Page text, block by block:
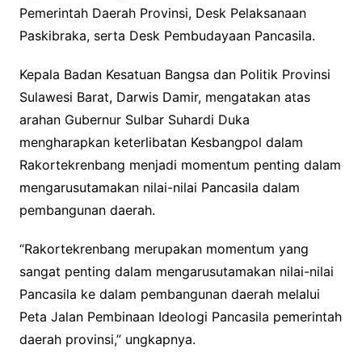
Pemerintah Daerah Provinsi, Desk Pelaksanaan
Paskibraka, serta Desk Pembudayaan Pancasila.
Kepala Badan Kesatuan Bangsa dan Politik Provinsi
Sulawesi Barat, Darwis Damir, mengatakan atas
arahan Gubernur Sulbar Suhardi Duka
mengharapkan keterlibatan Kesbangpol dalam
Rakortekrenbang menjadi momentum penting dalam
mengarusutamakan nilai-nilai Pancasila dalam
pembangunan daerah.
“Rakortekrenbang merupakan momentum yang
sangat penting dalam mengarusutamakan nilai-nilai
Pancasila ke dalam pembangunan daerah melalui
Peta Jalan Pembinaan Ideologi Pancasila pemerintah
daerah provinsi,” ungkapnya.